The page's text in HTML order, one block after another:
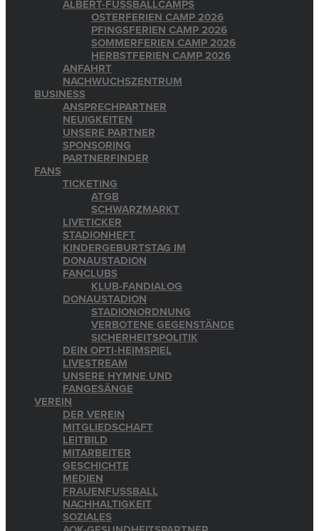
ALBERT-FUSSBALLCAMPS
OSTERFERIEN CAMP 2026
PFINGSFERIEN CAMP 2026
SOMMERFERIEN CAMP 2026
HERBSTFERIEN CAMP 2026
ANFAHRT
NACHWUCHSZENTRUM
BUSINESS
ANSPRECHPARTNER
NEUIGKEITEN
UNSERE PARTNER
SPONSORING
PARTNERFINDER
FANS
TICKETING
ATGB
SCHWARZMARKT
LIVETICKER
STADIONHEFT
KINDERGEBURTSTAG IM
DONAUSTADION
FANCLUBS
KLUB-FANDIALOG
DONAUSTADION
STADIONORDNUNG
VERBOTENE GEGENSTÄNDE
SICHERHEITSPOLITIK
DEIN OPTI-HEIMSPIEL
LIVESTREAM
UNSERE HYMNE UND
FANGESÄNGE
VEREIN
DER VEREIN
MITGLIEDSCHAFT
LEITBILD
MITARBEITER
GESCHICHTE
MEDIEN
FRAUENFUSSBALL
NACHHALTIGKEIT
SOZIALES